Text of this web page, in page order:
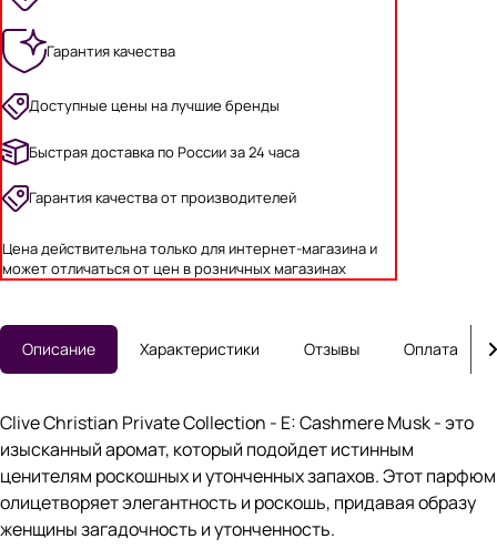
Гарантия качества
Доступные цены на лучшие бренды
Быстрая доставка по России за 24 часа
Гарантия качества от производителей
Цена действительна только для интернет-магазина и
может отличаться от цен в розничных магазинах
Описание Характеристики Отзывы Оплата
Clive Christian Private Collection - E: Cashmere Musk - это
изысканный аромат, который подойдет истинным
ценителям роскошных и утонченных запахов. Этот парфюм
олицетворяет элегантность и роскошь, придавая образу
женщины загадочность и утонченность.